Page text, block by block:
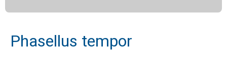
Phasellus tempor